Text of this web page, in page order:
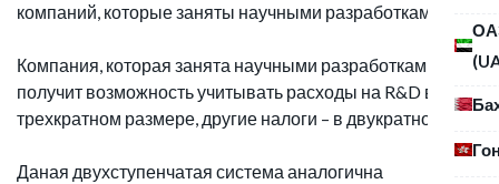
компаний, которые заняты научными разработками.
Компания, которая занята научными разработками,
получит возможность учитывать расходы на R&D в
трехкратном размере, другие налоги – в двукратном.
Даная двухступенчатая система аналогична